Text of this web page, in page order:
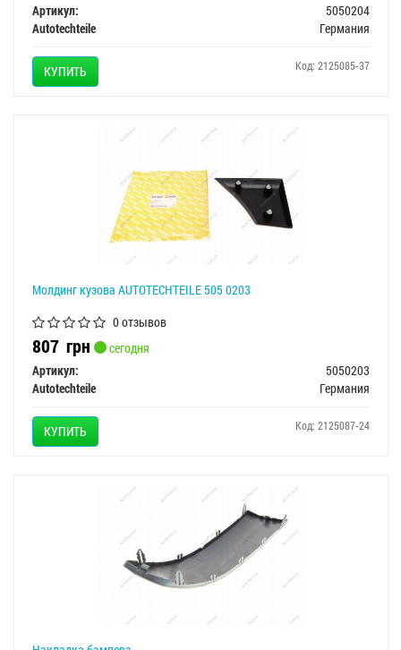
Артикул:
5050204
Autotechteile
Германия
КУПИТЬ Код: 2125085-37
Молдинг кузова AUTOTECHTEILE 505 0203
0 отзывов
807 грн
сегодня
Артикул:
5050203
Autotechteile
Германия
КУПИТЬ Код: 2125087-24